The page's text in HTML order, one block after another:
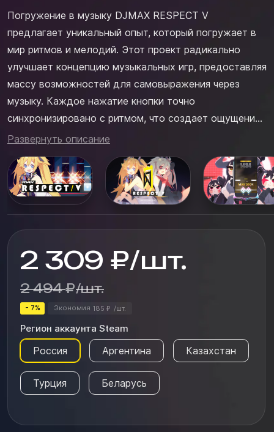
Погружение в музыку DJMAX RESPECT V
предлагает уникальный опыт, который погружает в
мир ритмов и мелодий. Этот проект радикально
улучшает концепцию музыкальных игр, предоставляя
массу возможностей для самовыражения через
музыку. Каждое нажатие кнопки точно
синхронизировано с ритмом, что создает ощущение
неразрывной связи между игроком и музыкальным
треков, охватывающих различные жанры, что
позволяет каждому найти что-то по своему вкусу.
Ваша ...
Развернуть описание
2 309 ₽/шт.
2 494 ₽/шт.
- 7% Экономия 185 ₽ /шт.
Регион аккаунта Steam
Россия Аргентина Казахстан
Турция Беларусь